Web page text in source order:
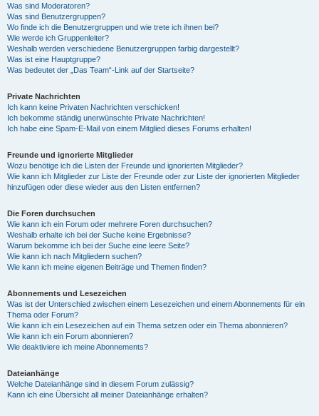
Was sind Moderatoren?
Was sind Benutzergruppen?
Wo finde ich die Benutzergruppen und wie trete ich ihnen bei?
Wie werde ich Gruppenleiter?
Weshalb werden verschiedene Benutzergruppen farbig dargestellt?
Was ist eine Hauptgruppe?
Was bedeutet der „Das Team“-Link auf der Startseite?
Private Nachrichten
Ich kann keine Privaten Nachrichten verschicken!
Ich bekomme ständig unerwünschte Private Nachrichten!
Ich habe eine Spam-E-Mail von einem Mitglied dieses Forums erhalten!
Freunde und ignorierte Mitglieder
Wozu benötige ich die Listen der Freunde und ignorierten Mitglieder?
Wie kann ich Mitglieder zur Liste der Freunde oder zur Liste der ignorierten Mitglieder
hinzufügen oder diese wieder aus den Listen entfernen?
Die Foren durchsuchen
Wie kann ich ein Forum oder mehrere Foren durchsuchen?
Weshalb erhalte ich bei der Suche keine Ergebnisse?
Warum bekomme ich bei der Suche eine leere Seite?
Wie kann ich nach Mitgliedern suchen?
Wie kann ich meine eigenen Beiträge und Themen finden?
Abonnements und Lesezeichen
Was ist der Unterschied zwischen einem Lesezeichen und einem Abonnements für ein
Thema oder Forum?
Wie kann ich ein Lesezeichen auf ein Thema setzen oder ein Thema abonnieren?
Wie kann ich ein Forum abonnieren?
Wie deaktiviere ich meine Abonnements?
Dateianhänge
Welche Dateianhänge sind in diesem Forum zulässig?
Kann ich eine Übersicht all meiner Dateianhänge erhalten?